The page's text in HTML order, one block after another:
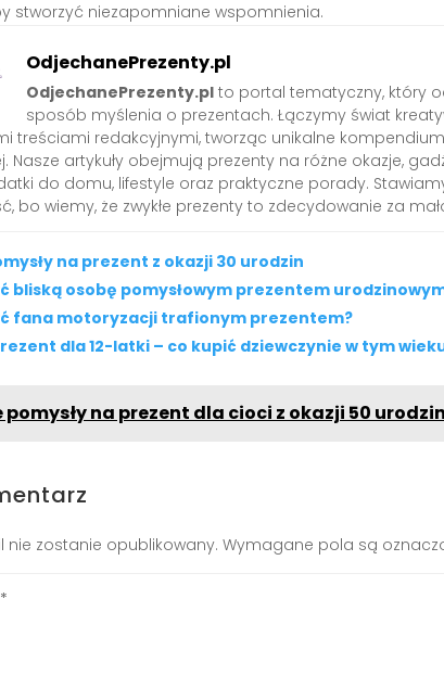
stworzyć niezapomniane wspomnienia.
OdjechanePrezenty.pl
OdjechanePrezenty.pl to portal tematyczny, który
sposób myślenia o prezentach. Łączymy świat
treściami redakcyjnymi, tworząc unikalne
Nasze artykuły obejmują prezenty na różne okazje,
do domu, lifestyle oraz praktyczne porady.
bo wiemy, że zwykłe prezenty to zdecydowanie za
na prezent z okazji 30 urodzin
bliską osobę pomysłowym prezentem
fana motoryzacji trafionym prezentem?
dla 12-latki – co kupić dziewczynie w tym
na prezent dla cioci z okazji 50 urodzin
nie zostanie opublikowany. Wymagane pola są